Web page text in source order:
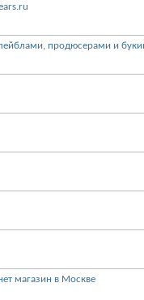
продюсерами и
магазин в Москве